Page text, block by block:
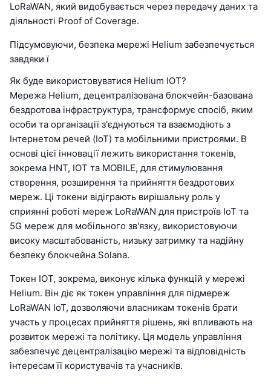
LoRaWAN, який видобувається через передачу даних та
діяльності Proof of Coverage.
Підсумовуючи, безпека мережі Helium забезпечується
завдяки ї
Як буде використовуватися Helium IOT?
Мережа Helium, децентралізована блокчейн-базована
бездротова інфраструктура, трансформує спосіб, яким
особи та організації з'єднуються та взаємодіють з
Інтернетом речей (IoT) та мобільними пристроями. В
основі цієї інновації лежить використання токенів,
зокрема HNT, IOT та MOBILE, для стимулювання
створення, розширення та прийняття бездротових
мереж. Ці токени відіграють вирішальну роль у
сприянні роботі мереж LoRaWAN для пристроїв IoT та
5G мереж для мобільного зв'язку, використовуючи
високу масштабованість, низьку затримку та надійну
безпеку блокчейна Solana.
Токен IOT, зокрема, виконує кілька функцій у мережі
Helium. Він діє як токен управління для підмереж
LoRaWAN IoT, дозволяючи власникам токенів брати
участь у процесах прийняття рішень, які впливають на
розвиток мережі та політику. Ця модель управління
забезпечує децентралізацію мережі та відповідність
інтересам її користувачів та учасників.